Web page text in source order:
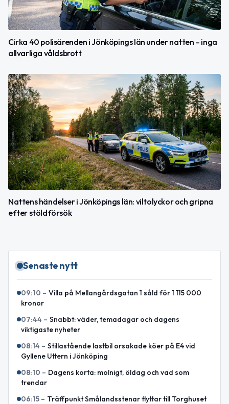
Cirka 40 polisärenden i Jönköpings län under natten – inga
allvarliga våldsbrott
Nattens händelser i Jönköpings län: viltolyckor och gripna
efter stöldförsök
Senaste nytt
09:10 – Villa på Mellangårdsgatan 1 såld för 1 115 000
kronor
07:44 – Snabbt: väder, temadagar och dagens
viktigaste nyheter
08:14 – Stillastående lastbil orsakade köer på E4 vid
Gyllene Uttern i Jönköping
08:10 – Dagens korta: molnigt, öldag och vad som
trendar
06:15 – Träffpunkt Smålandsstenar flyttar till Torghuset